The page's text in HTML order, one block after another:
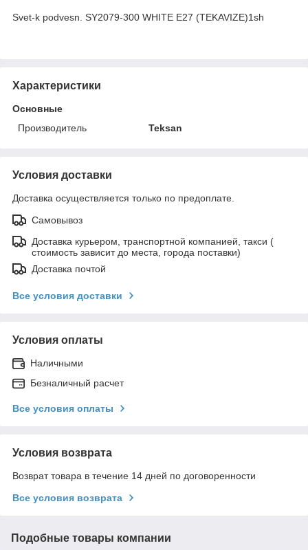
Svet-k podvesn. SY2079-300 WHITE E27 (TEKAVIZE)1sh
Характеристики
Основные
Производитель
Teksan
Условия доставки
Доставка осуществляется только по предоплате.
Самовывоз
Доставка курьером, транспортной компанией, такси (
стоимость зависит до места, города поставки)
Доставка почтой
Все условия доставки
Условия оплаты
Наличными
Безналичный расчет
Все условия оплаты
Условия возврата
Возврат товара в течение 14 дней по договоренности
Все условия возврата
Подобные товары компании